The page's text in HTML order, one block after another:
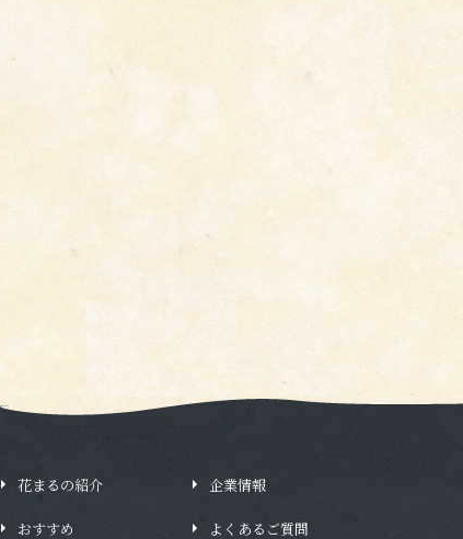
花まるの紹介
おすすめ
企業情報
よくあるご質問